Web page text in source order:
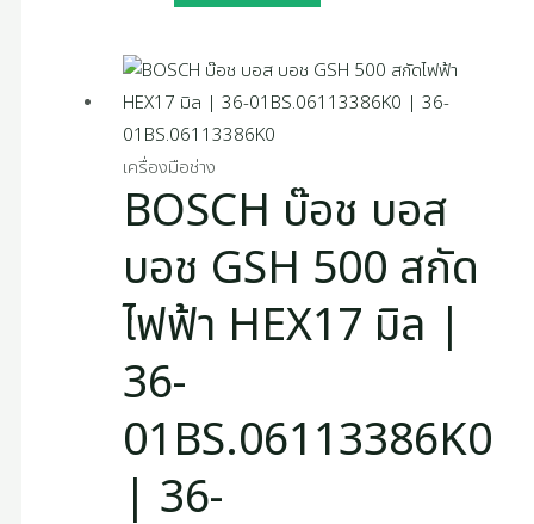
เครื่องมือช่าง
BOSCH บ๊อช บอส
บอช GSH 500 สกัด
ไฟฟ้า HEX17 มิล |
36-
01BS.06113386K0
| 36-